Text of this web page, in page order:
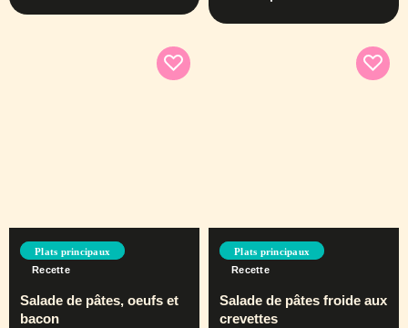
Plats principaux
Recette
Salade de pâtes, oeufs et
bacon
Plats principaux
Recette
Salade de pâtes froide aux
crevettes